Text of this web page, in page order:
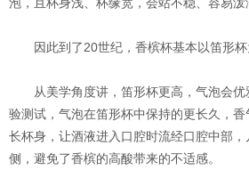
因此到了20世纪，香槟杯基本以笛形杯
从美学角度讲，笛形杯更高，气泡会优
验测试，气泡在笛形杯中保持的更长久，
长杯身，让酒液进入口腔时流经口腔中部
侧，避免了香槟的高酸带来的不适感。